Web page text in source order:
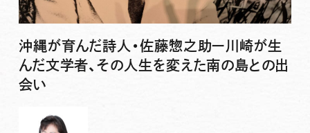
沖縄が育んだ詩人・佐藤惣之助ー川崎が生
んだ文学者、その人生を変えた南の島との出
会い